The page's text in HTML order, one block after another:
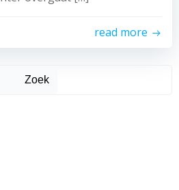
read more
Zoek